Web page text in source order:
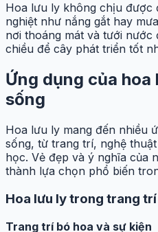
Hoa lưu ly không chịu được
nghiệt như nắng gắt hay
nơi thoáng mát và tưới nước
chiều để cây phát triển tốt
Ứng dụng của
sống
Hoa lưu ly mang đến nhiều
sống, từ trang trí, nghệ
học. Vẻ đẹp và ý nghĩa của
thành lựa chọn phổ biến
Hoa lưu ly trong trang
Trang trí bó hoa và sự kiện